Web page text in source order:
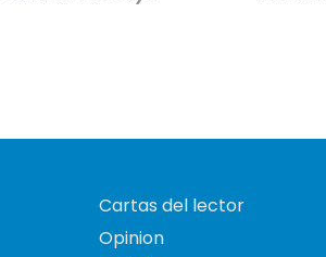
Cartas del lector
Opinion